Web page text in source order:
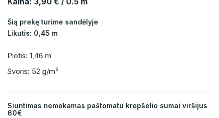
Šią prekę turime sandėlyje
Likutis: 0,45 m
Plotis: 1,46 m
Svoris: 52 g/m²
Siuntimas nemokamas paštomatu krepšelio sumai viršijus
60€